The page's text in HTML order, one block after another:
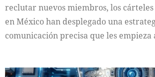
reclutar nuevos miembros, los
en México han desplegado una
comunicación precisa que les empieza